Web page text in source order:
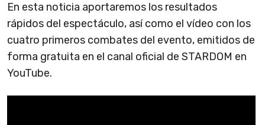
En esta noticia aportaremos los resultados
rápidos del espectáculo, así como el vídeo con los
cuatro primeros combates del evento, emitidos de
forma gratuita en el canal oficial de STARDOM en
YouTube.